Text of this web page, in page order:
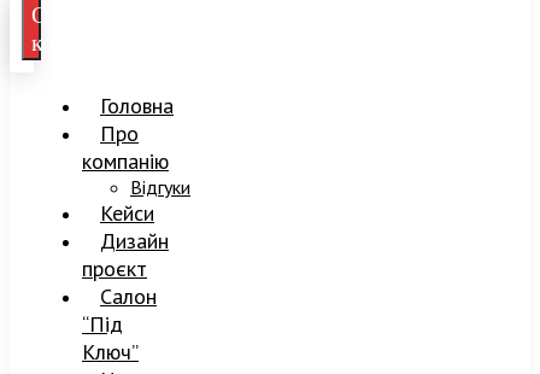
Отримати
консультацію
Головна
Про
компанію
Відгуки
Кейси
Дизайн
проєкт
Салон
“Під
Ключ”